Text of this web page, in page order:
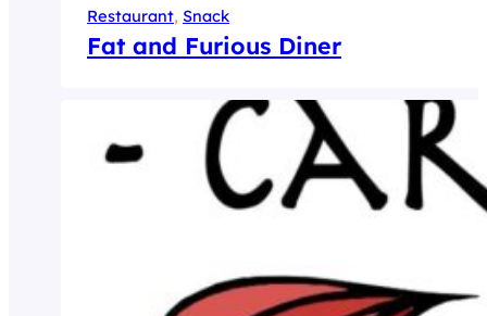
Restaurant, Snack
Fat and Furious Diner